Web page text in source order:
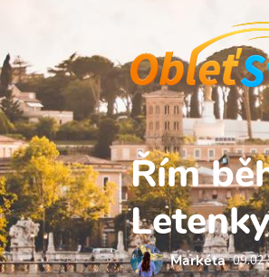
Řím
Markéta 09.02